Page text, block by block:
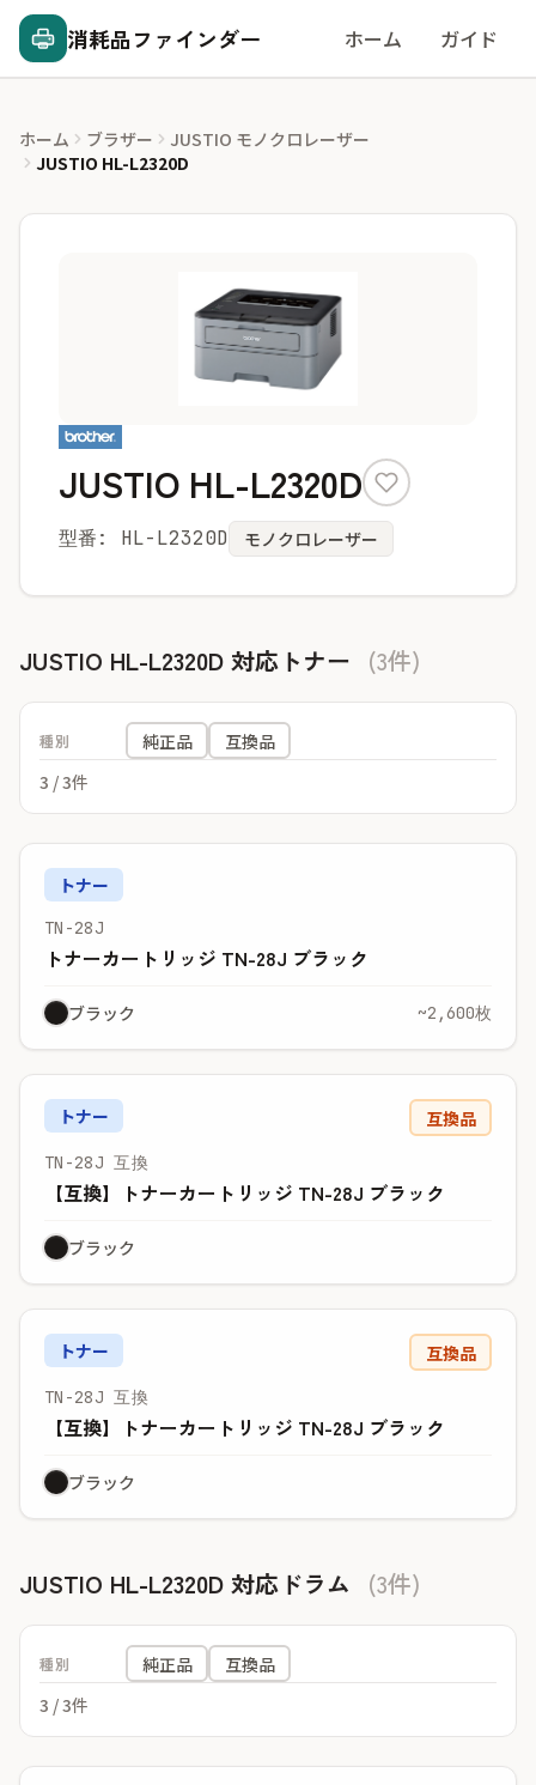
消耗品ファインダー ホーム ガイド
ホーム ブラザー
JUSTIO モノクロレーザー
JUSTIO HL-L2320D
JUSTIO HL-L2320D
型番: HL-L2320D モノクロレーザー
JUSTIO HL-L2320D 対応トナー (3件)
種別 純正品
互換品
3 / 3件
トナー
TN-28J
トナーカートリッジ TN-28J ブラック
ブラック ~2,600枚
トナー 互換品
TN-28J 互換
【互換】トナーカートリッジ TN-28J ブラック
ブラック
トナー 互換品
TN-28J 互換
【互換】トナーカートリッジ TN-28J ブラック
ブラック
JUSTIO HL-L2320D 対応ドラム (3件)
種別 純正品
互換品
3 / 3件